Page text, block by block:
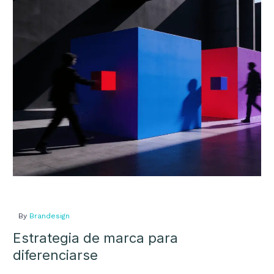
marca
para
By Brandesign
Estrategia de marca para
diferenciarse